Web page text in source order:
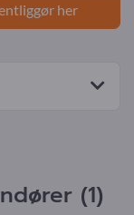
her
(1)